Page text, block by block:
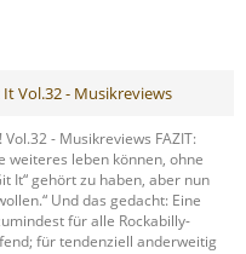
Vol.32 - Musikreviews
- Musikreviews FAZIT:
weiteres leben können, ohne
It“ gehört zu haben, aber nun
Und das gedacht: Eine
für alle Rockabilly-
für tendenziell anderweitig